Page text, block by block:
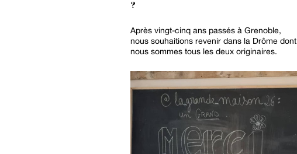
?
Après vingt-cinq ans passés à Grenoble,
nous souhaitions revenir dans la Drôme dont
nous sommes tous les deux originaires.